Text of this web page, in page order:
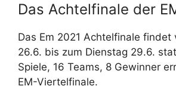
Das Achtelfinale der
Das Em 2021 Achtelfinale findet
26.6. bis zum Dienstag 29.6.
Spiele, 16 Teams, 8 Gewinner
EM-Viertelfinale.